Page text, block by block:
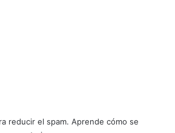
reducir el spam. Aprende cómo se